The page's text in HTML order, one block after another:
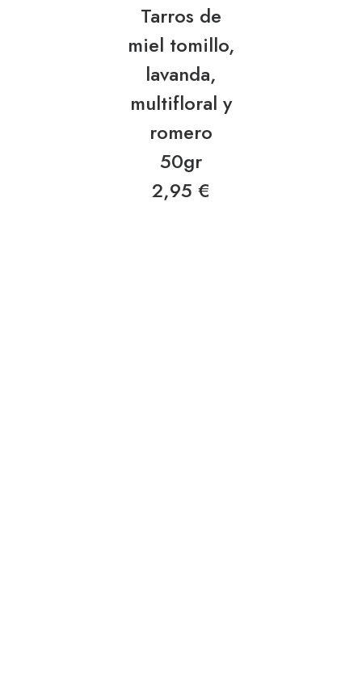
Tarros de
miel tomillo,
lavanda,
multifloral y
romero
50gr
2,95 €